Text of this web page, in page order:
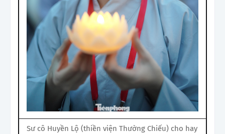
Sư cô Huyền Lộ (thiền viện Thường Chiếu) cho hay